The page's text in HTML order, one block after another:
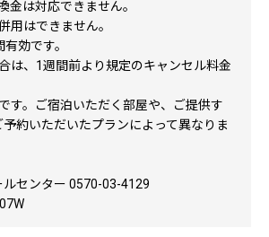
金は対応できません。
用はできません。
効です。
は、1週間前より規定のキャンセル料金
す。ご宿泊いただく部屋や、ご提供す
約いただいたプランによって異なりま
センター 0570-03-4129